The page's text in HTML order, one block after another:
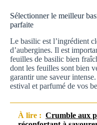
Sélectionner le meilleur
parfaite
Le basilic est l’ingrédient
d’aubergines. Il est
feuilles de basilic bien
dont les feuilles sont bien
garantir une saveur
estival et parfumé de vos
À lire : Crumble aux